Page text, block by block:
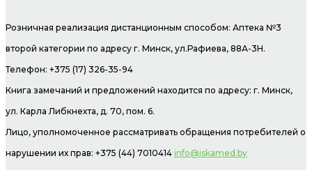
Розничная реализация дистанционным способом: Аптека №3
второй категории по адресу г. Минск, ул.Рафиева, 88А-3Н.
Телефон: +375 (17) 326-35-94
Книга замечаний и предложений находится по адресу: г. Минск,
ул. Карла Либкнехта, д. 70, пом. 6.
Лицо, уполномоченное рассматривать обращения потребителей о
нарушении их прав: +375 (44) 7010414 info@iskamed.by